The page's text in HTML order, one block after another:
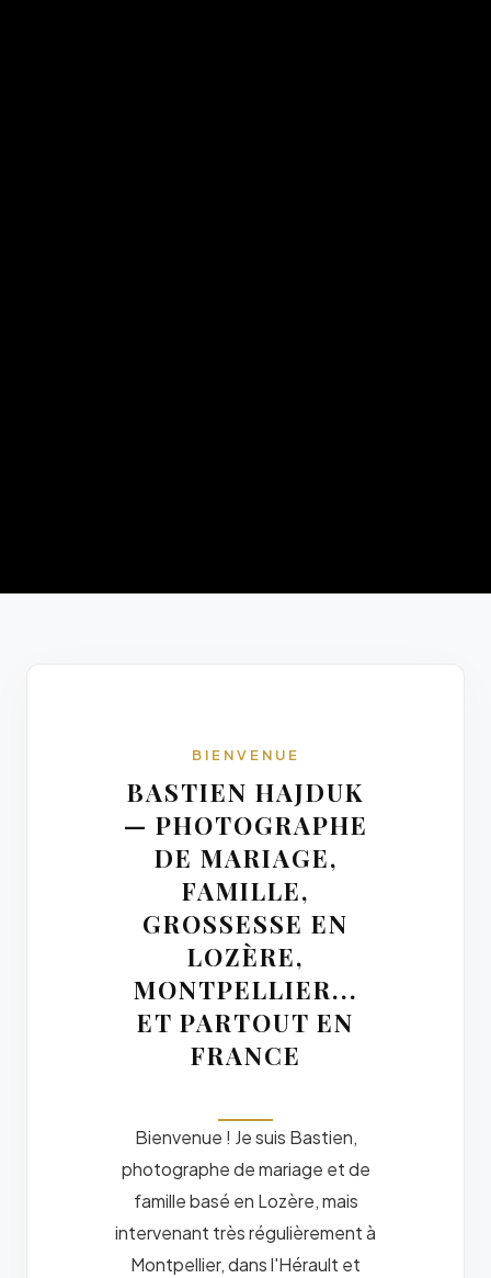
BIENVENUE
BASTIEN HAJDUK
— PHOTOGRAPHE
DE MARIAGE,
FAMILLE,
GROSSESSE EN
LOZÈRE,
MONTPELLIER...
ET PARTOUT EN
FRANCE
Bienvenue ! Je suis Bastien,
photographe de mariage et de
famille basé en Lozère, mais
intervenant très régulièrement à
Montpellier, dans l'Hérault et